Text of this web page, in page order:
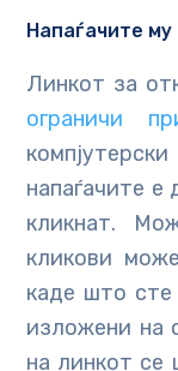
Напаѓачите
Линкот за
ограничи
напаѓачите е
кликнат.
кликови
каде што сте
изложени на
на линкот се